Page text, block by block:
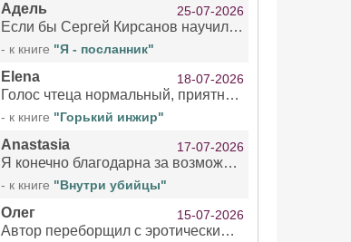
Адель 25-07-2026
Если бы Сергей Кирсанов научился не сглатывать каждые 1-2 минуты слюну, так что слышно в микрофоне и, что вызывает отвращение, то мелжно было бы слушать.
- к книге "Я - посланник"
Elena 18-07-2026
Голос чтеца нормальный, приятный тембр. Мне очень понравилось озвучивание рассказа. Очень странный отзыв Надежды. Может у неё что-то с нервами?
- к книге "Горький инжир"
Anastasia 17-07-2026
Я конечно благодарна за возможность бесплатно слушать книги даже новинки , но чтение этой книги просто ужасно
- к книге "Внутри убийцы"
Олег 15-07-2026
Автор переборщил с эротическими сценами. Похоже, с этим у него проблемы.